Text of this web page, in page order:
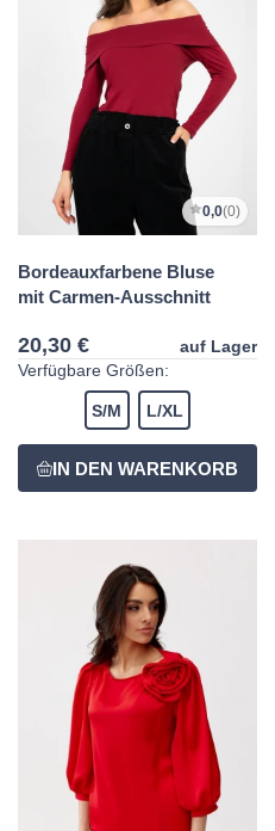
0,0(0)
Bordeauxfarbene Bluse
mit Carmen-Ausschnitt
20,30 €
auf Lager
Verfügbare Größen:
S/M L/XL